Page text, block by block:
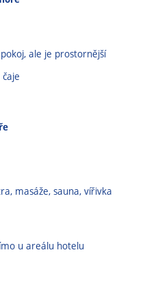
ale je prostornější
masáže, sauna, vířivka
u areálu hotelu